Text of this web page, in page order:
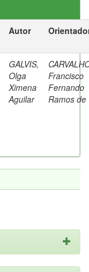
Autor
GALVIS,
Olga
Ximena
Aguilar
Francisco
Fernando
Ramos de